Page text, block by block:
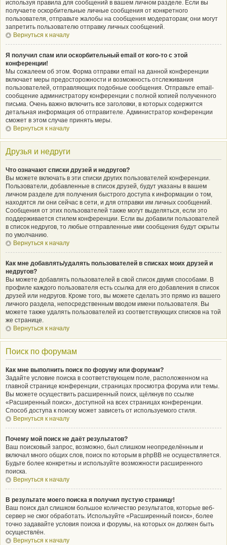
используя правила для сообщений в вашем личном разделе. Если вы
получаете оскорбительные личные сообщения от конкретного
пользователя, отправьте жалобы на сообщения модераторам; они могут
запретить пользователю отправку личных сообщений.
Вернуться к началу
Я получил спам или оскорбительный email от кого-то с этой
конференции!
Мы сожалеем об этом. Форма отправки email на данной конференции
включает меры предосторожности и возможность отслеживания
пользователей, отправляющих подобные сообщения. Отправьте email-
сообщение администратору конференции с полной копией полученного
письма. Очень важно включить все заголовки, в которых содержится
детальная информация об отправителе. Администратор конференции
сможет в этом случае принять меры.
Вернуться к началу
Друзья и недруги
Что означают списки друзей и недругов?
Вы можете включать в эти списки других пользователей конференции.
Пользователи, добавленные в список друзей, будут указаны в вашем
личном разделе для получения быстрого доступа к информации о том,
находятся ли они сейчас в сети, и для отправки им личных сообщений.
Сообщения от этих пользователей также могут выделяться, если это
поддерживается стилем конференции. Если вы добавили пользователей
в список недругов, то любые отправленные ими сообщения будут скрыты
по умолчанию.
Вернуться к началу
Как мне добавлять/удалять пользователей в списках моих друзей и
недругов?
Вы можете добавлять пользователей в свой список двумя способами. В
профиле каждого пользователя есть ссылка для его добавления в список
друзей или недругов. Кроме того, вы можете сделать это прямо из вашего
личного раздела, непосредственным вводом имени пользователя. Вы
можете также удалять пользователей из соответствующих списков на той
же странице.
Вернуться к началу
Поиск по форумам
Как мне выполнить поиск по форуму или форумам?
Задайте условие поиска в соответствующем поле, расположенном на
главной странице конференции, страницах просмотра форума или темы.
Вы можете осуществить расширенный поиск, щёлкнув по ссылке
«Расширенный поиск», доступной на всех страницах конференции.
Способ доступа к поиску может зависеть от используемого стиля.
Вернуться к началу
Почему мой поиск не даёт результатов?
Ваш поисковый запрос, возможно, был слишком неопределённым и
включал много общих слов, поиск по которым в phpBB не осуществляется.
Будьте более конкретны и используйте возможности расширенного
поиска.
Вернуться к началу
В результате моего поиска я получил пустую страницу!
Ваш поиск дал слишком большое количество результатов, которые веб-
сервер не смог обработать. Используйте «Расширенный поиск», более
точно задавайте условия поиска и форумы, на которых он должен быть
осуществлён.
Вернуться к началу